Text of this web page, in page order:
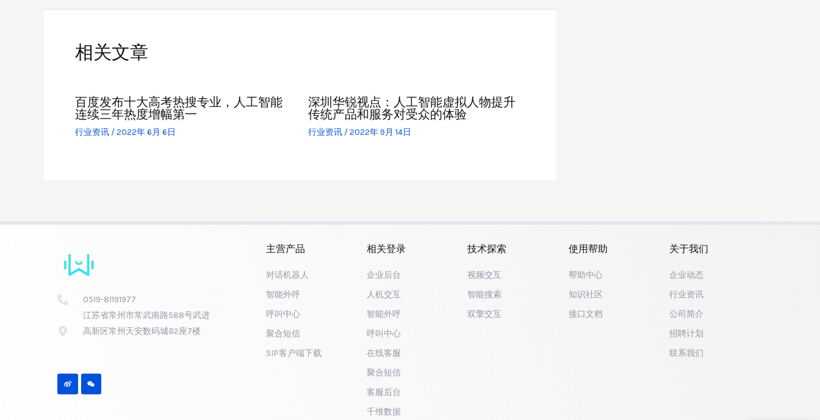
相关文章
百度发布十大高考热搜专业，人工智能
连续三年热度增幅第一
行业资讯 /2022年 6月 6日
深圳华锐视点：人工智能虚拟人物提升
传统产品和服务对受众的体验
行业资讯/2022年 9月 14日
0519-81191977
江苏省常州市常武南路588号武进
高新区常州天安数码城B2座7楼
主营产品
对话机器人
智能外呼
呼叫中心
聚合短信
SIP客户端下载
相关登录
企业后台
人机交互
智能外呼
呼叫中心
在线客服
聚合短信
客服后台
千维数据
技术探索
视频交互
智能搜索
双擎交互
使用帮助
帮助中心
知识社区
接口文档
关于我们
企业动态
行业资讯
公司简介
招聘计划
联系我们